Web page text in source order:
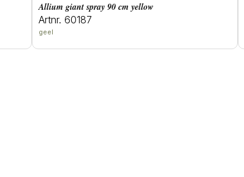
allium giant spray 90 cm yellow
Artnr. 60187
geel